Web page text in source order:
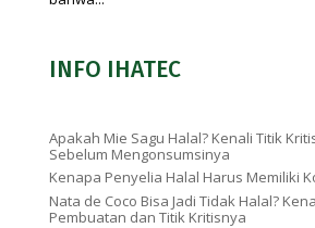
INFO IHATEC
Apakah Mie Sagu Halal? Kenali Titik
Sebelum Mengonsumsinya
Kenapa Penyelia Halal Harus Memiliki
Nata de Coco Bisa Jadi Tidak Halal?
Pembuatan dan Titik Kritisnya